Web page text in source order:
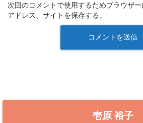
次回のコメントで使用するためブラウザ
アドレス、サイトを保存する。
壱原 裕子